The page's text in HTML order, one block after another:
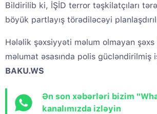
Bildirilib ki, İŞİD terror təşkilatçıları
böyük partlayış törədiləcəyi
Hələlik şəxsiyyəti məlum olmayan şəxs
məlumat əsasında polis gücləndirilmiş
BAKU.WS
Ən son xəbərləri bizim
kanalımızda izləyin